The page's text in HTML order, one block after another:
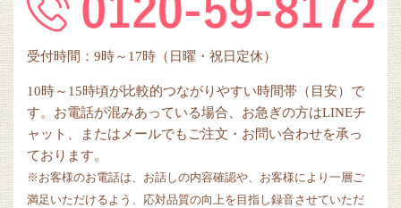
受付時間：9時～17時（日曜・祝日定休）
10時～15時頃が比較的つながりやすい時間帯（目安）で
す。お電話が混みあっている場合、お急ぎの方はLINEチ
ャット、またはメールでもご注文・お問い合わせを承っ
ております。
※お客様のお電話は、お話しの内容確認や、お客様により一層ご
満足いただけるよう、応対品質の向上を目指し録音させていただ